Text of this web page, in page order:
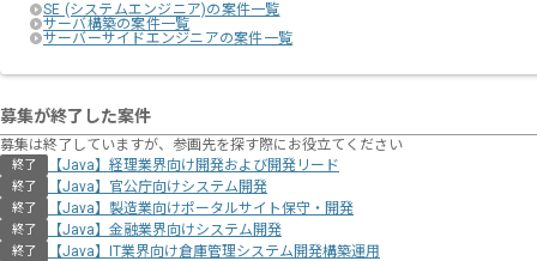
SE (システムエンジニア)の案件一覧
サーバ構築の案件一覧
サーバーサイドエンジニアの案件一覧
募集が終了した案件
募集は終了していますが、参画先を探す際にお役立てください
終了 【Java】経理業界向け開発および開発リード
終了 【Java】官公庁向けシステム開発
終了 【Java】製造業向けポータルサイト保守・開発
終了 【Java】金融業界向けシステム開発
終了 【Java】IT業界向け倉庫管理システム開発構築運用